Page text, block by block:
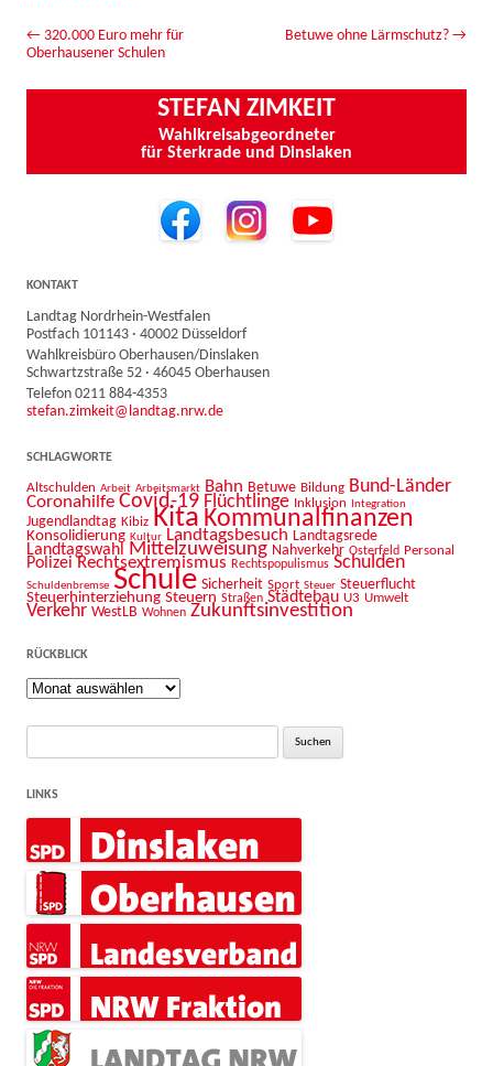
Beitrags-Navigation
← 320.000 Euro mehr für
Oberhausener Schulen
Betuwe ohne Lärmschutz? →
STEFAN ZIMKEIT
Wahlkreisabgeordneter
für Sterkrade und Dinslaken
KONTAKT
Landtag Nordrhein-Westfalen
Postfach 101143 · 40002 Düsseldorf
Wahlkreisbüro Oberhausen/Dinslaken
Schwartzstraße 52 · 46045 Oberhausen
Telefon 0211 884-4353
stefan.zimkeit@landtag.nrw.de
SCHLAGWORTE
Altschulden Arbeit Arbeitsmarkt Bahn Betuwe Bildung Bund-Länder
Coronahilfe Covid-19 Flüchtlinge Inklusion Integration
Jugendlandtag Kibiz Kita Kommunalfinanzen
Konsolidierung Kultur Landtagsbesuch Landtagsrede
Landtagswahl Mittelzuweisung Nahverkehr Osterfeld Personal
Polizei Rechtsextremismus Rechtspopulismus Schulden
Schuldenbremse Schule Sicherheit Sport Steuer Steuerflucht
Steuerhinterziehung Steuern Straßen Städtebau U3 Umwelt
Verkehr WestLB Wohnen Zukunftsinvestition
RÜCKBLICK
Rückblick
Suche
LINKS